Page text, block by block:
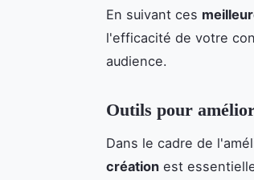
En suivant ces
l'efficacité de votre
audience.
Outils pour
Dans le cadre de
création est